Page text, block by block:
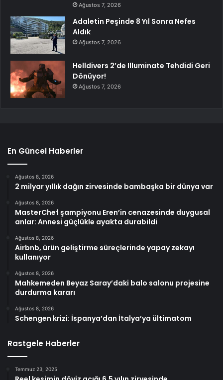
Ağustos 7, 2026
Adaletin Peşinde 8 Yıl Sonra Nefes
Aldık
Ağustos 7, 2026
Helldivers 2’de Illuminate Tehdidi Geri
Dönüyor!
Ağustos 7, 2026
En Güncel Haberler
Ağustos 8, 2026
2 milyar yıllık dağın zirvesinde bambaşka bir dünya var
Ağustos 8, 2026
MasterChef şampiyonu Eren’in cenazesinde duygusal
anlar: Annesi güçlükle ayakta durabildi
Ağustos 8, 2026
Airbnb, ürün geliştirme süreçlerinde yapay zekayı
kullanıyor
Ağustos 8, 2026
Mahkemeden Beyaz Saray’daki balo salonu projesine
durdurma kararı
Ağustos 8, 2026
Schengen krizi: İspanya’dan İtalya’ya ültimatom
Rastgele Haberler
Temmuz 23, 2025